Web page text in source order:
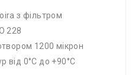
з фільтром
228
1200 мікрон
від 0°C до +90°C